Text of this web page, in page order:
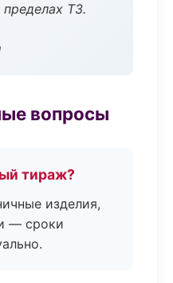
ТЗ.
вопросы
тираж?
изделия,
— сроки